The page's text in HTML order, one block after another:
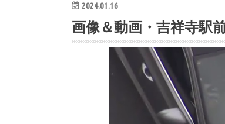
2024.01.16
画像＆動画・吉祥寺駅